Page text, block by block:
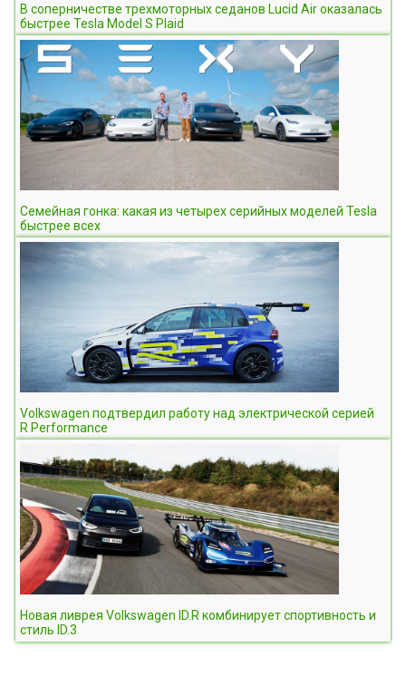
В соперничестве трехмоторных седанов Lucid Air оказалась
быстрее Tesla Model S Plaid
Семейная гонка: какая из четырех серийных моделей Tesla
быстрее всех
Volkswagen подтвердил работу над электрической серией
R Performance
Новая ливрея Volkswagen ID.R комбинирует спортивность и
стиль ID.3